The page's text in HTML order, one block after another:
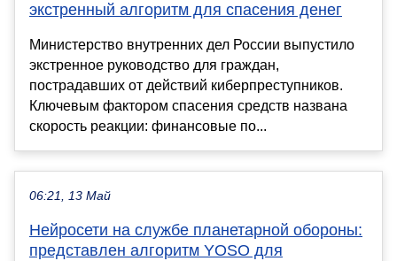
экстренный алгоритм для спасения денег
Министерство внутренних дел России выпустило
экстренное руководство для граждан,
пострадавших от действий киберпреступников.
Ключевым фактором спасения средств названа
скорость реакции: финансовые по...
06:21, 13 Май
Нейросети на службе планетарной обороны:
представлен алгоритм YOSO для